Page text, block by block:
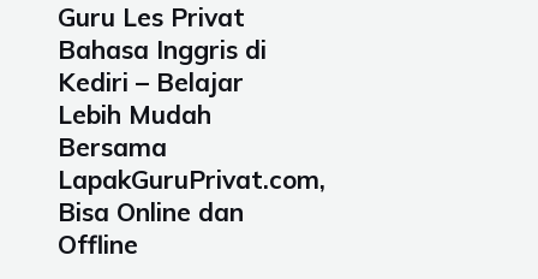
Guru Les Privat
Bahasa Inggris di
Kediri – Belajar
Lebih Mudah
Bersama
LapakGuruPrivat.com,
Bisa Online dan
Offline